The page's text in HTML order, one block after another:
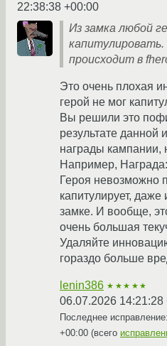
22:38:38 +00:00
Из замка любой
происходит в
Это очень плохая
герой не мог
Вы решили это
результате данной
награды кампании,
Например,
Героя невозможно
капитулирует,
замке. И вообще,
очень большая
Удаляйте
гораздо больше
lenin386 ★★★★★
06.07.2026 14:21:28
Последнее
+00:00 (всего